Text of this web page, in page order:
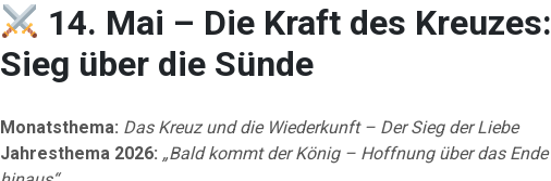
14. Mai – Die Kraft des Kreuzes:
Sieg über die Sünde
Monatsthema: Das Kreuz und die Wiederkunft – Der Sieg der Liebe
Jahresthema 2026: „Bald kommt der König – Hoffnung über das Ende